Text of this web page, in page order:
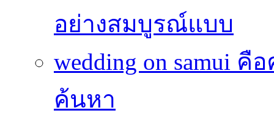
อย่างสมบูรณ์แบบ
wedding on samui
ค้นหา